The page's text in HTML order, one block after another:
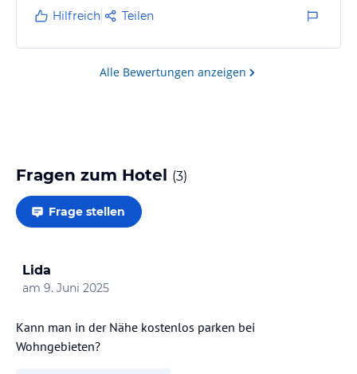
Hilfreich Teilen
Alle Bewertungen anzeigen
Fragen zum Hotel (3)
Frage stellen
Lida
am 9. Juni 2025
Kann man in der Nähe kostenlos parken bei
Wohngebieten?